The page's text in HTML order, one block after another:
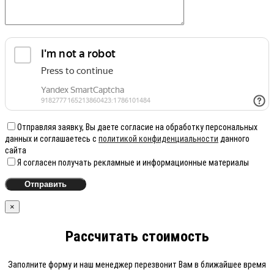
Отправляя заявку, Вы даете согласие на обработку персональных
данных и соглашаетесь с политикой конфиденциальности данного
сайта
Я согласен получать рекламные и информационные материалы
×
Рассчитать стоимость
Заполните форму и наш менеджер перезвонит Вам в ближайшее время